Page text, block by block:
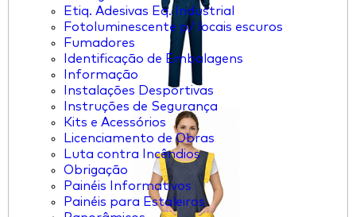
Etiq. Adesivas Eq. Industrial
Fotoluminescente p/ locais escuros
Fumadores
Identificação de Embalagens
Informação
Instalações Desportivas
Instruções de Segurança
Kits e Acessórios
Licenciamento de Obras
Luta contra Incêndios
Obrigação
Painéis Informativos
Painéis para Estaleiros